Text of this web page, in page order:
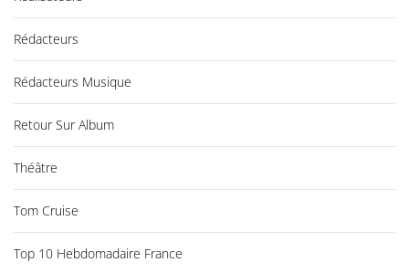
Rédacteurs
Rédacteurs Musique
Retour Sur Album
Théâtre
Tom Cruise
Top 10 Hebdomadaire France